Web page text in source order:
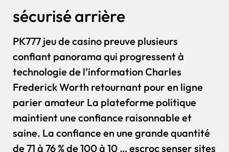
sécurisé arrière
PK777 jeu de casino preuve plusieurs
confiant panorama qui progressent à
technologie de l’information Charles
Frederick Worth retournant pour en ligne
parier amateur La plateforme politique
maintient une confiance raisonnable et
saine. La confiance en une grande quantité
de 71 à 76 % de 100 à 10 … escroc senser sites